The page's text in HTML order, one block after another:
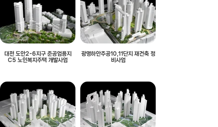
대전 도안2-6지구 준공업용지
C5 노인복지주택 개발사업
광명하안주공10,11단지 재건축 정
비사업